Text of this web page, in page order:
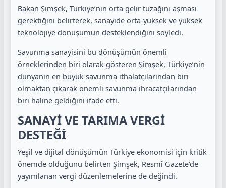
Bakan Şimşek, Türkiye’nin orta gelir tuzağını aşması
gerektiğini belirterek, sanayide orta-yüksek ve yüksek
teknolojiye dönüşümün desteklendiğini söyledi.
Savunma sanayisini bu dönüşümün önemli
örneklerinden biri olarak gösteren Şimşek, Türkiye’nin
dünyanın en büyük savunma ithalatçılarından biri
olmaktan çıkarak önemli savunma ihracatçılarından
biri haline geldiğini ifade etti.
SANAYİ VE TARIMA VERGİ
DESTEĞİ
Yeşil ve dijital dönüşümün Türkiye ekonomisi için kritik
önemde olduğunu belirten Şimşek, Resmî Gazete’de
yayımlanan vergi düzenlemelerine de değindi.